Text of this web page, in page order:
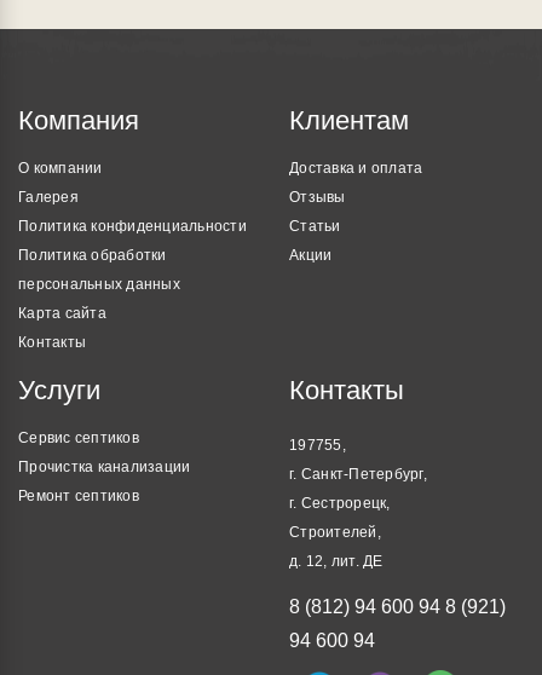
Компания
О компании
Галерея
Политика конфиденциальности
Политика обработки
персональных данных
Карта сайта
Контакты
Клиентам
Доставка и оплата
Отзывы
Статьи
Акции
Услуги
Сервис септиков
Прочистка канализации
Ремонт септиков
Контакты
197755,
г. Санкт-Петербург,
г. Сестрорецк,
Строителей,
д. 12, лит. ДЕ
8 (812) 94 600 94 8 (921)
94 600 94